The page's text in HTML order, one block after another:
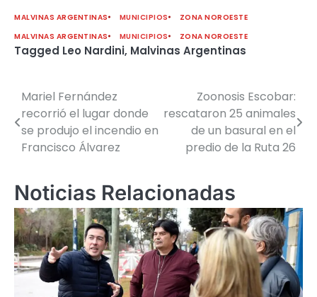
MALVINAS ARGENTINAS MUNICIPIOS
ZONA NOROESTE
MALVINAS ARGENTINAS
MUNICIPIOS ZONA NOROESTE
Tagged Leo Nardini, Malvinas Argentinas
Navegación
de
entradas
Mariel Fernández
recorrió el lugar donde
se produjo el incendio en
Francisco Álvarez
Zoonosis Escobar:
rescataron 25 animales
de un basural en el
predio de la Ruta 26
Noticias Relacionadas